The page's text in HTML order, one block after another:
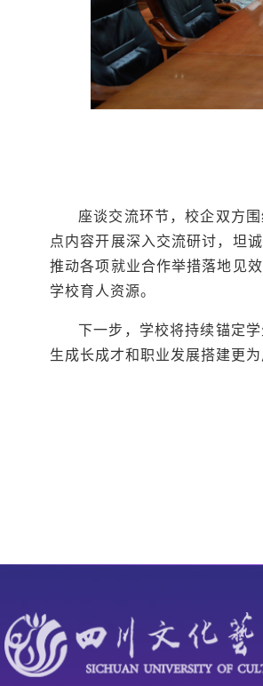
座谈交流环节，校企双方
点内容开展深入交流研讨，坦
推动各项就业合作举措落地见
学校育人资源。
下一步，学校将持续锚定
生成长成才和职业发展搭建更为